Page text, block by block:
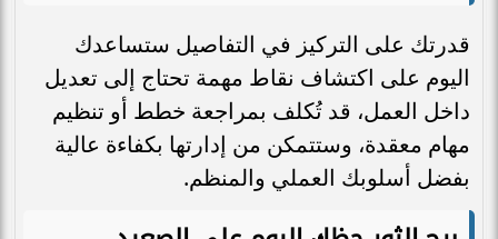
قدرتك على التركيز في التفاصيل ستساعدك
اليوم على اكتشاف نقاط مهمة تحتاج إلى تعديل
داخل العمل، قد تُكلف بمراجعة خطط أو تنظيم
مهام معقدة، وستتمكن من إدارتها بكفاءة عالية
بفضل أسلوبك العملي والمنظم.